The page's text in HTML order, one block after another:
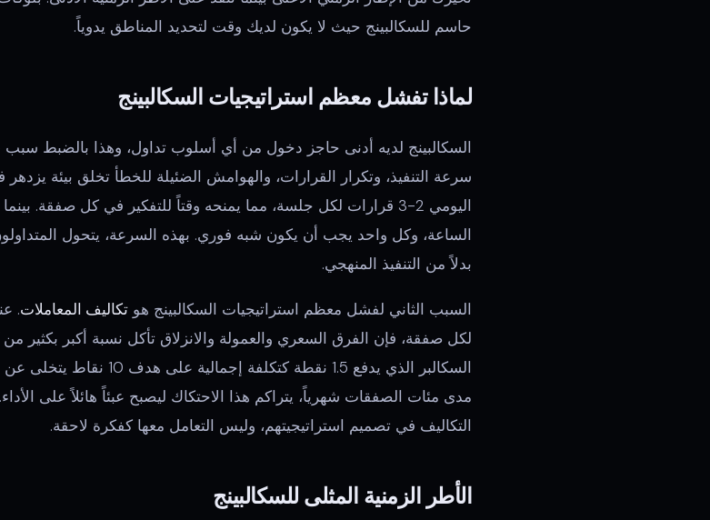
حاسم للسكالبينج حيث لا يكون لديك وقت لتحديد المناطق يدوياً.
لماذا تفشل معظم استراتيجيات السكالبينج
السكالبينج لديه أدنى حاجز دخول من أي أسلوب تداول، وهذا بالضبط سبب
سرعة التنفيذ، وتكرار القرارات، والهوامش الضئيلة للخطأ تخلق بيئة يزدهر
الساعة، وكل واحد يجب أن يكون شبه فوري. بهذه السرعة، يتحول
بدلاً من التنفيذ المنهجي.
السبب الثاني لفشل معظم استراتيجيات السكالبينج هو تكاليف المعاملات
لكل صفقة، فإن الفرق السعري والعمولة والانزلاق تأكل نسبة أكبر بكثير
مدى مئات الصفقات شهرياً، يتراكم هذا الاحتكاك ليصبح عبئاً هائلاً على
التكاليف في تصميم استراتيجيتهم، وليس التعامل معها كفكرة لاحقة.
الأطر الزمنية المثلى للسكالبينج